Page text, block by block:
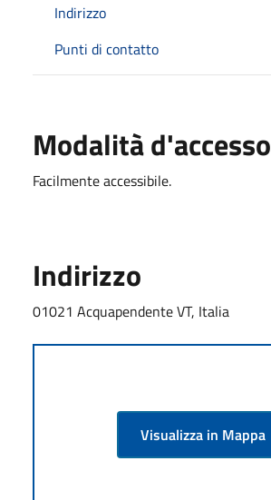
Indirizzo
Punti di contatto
Modalità d'accesso
Facilmente accessibile.
Indirizzo
01021 Acquapendente VT, Italia
Visualizza in Mappa